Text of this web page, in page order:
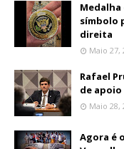
símbolo
direita
Maio 27,
Rafael
de
Maio 28,
Agora é